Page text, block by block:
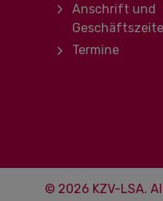
Anschrift und
Termine
© 2026 KZV-LSA.